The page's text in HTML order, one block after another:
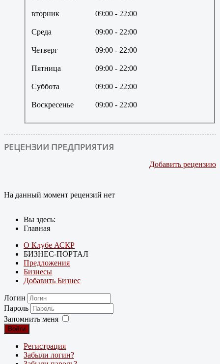
вторник 09:00 - 22:00
Среда 09:00 - 22:00
Четверг 09:00 - 22:00
Пятница 09:00 - 22:00
Суббота 09:00 - 22:00
Воскресенье 09:00 - 22:00
РЕЦЕНЗИИ ПРЕДПРИЯТИЯ
Добавить рецензию
На данный момент рецензий нет
Вы здесь:
Главная
О Клубе АСКР
БИЗНЕС-ПОРТАЛ
Предложения
Бизнесы
Добавить Бизнес
Логин
Пароль
Запомнить меня
Войти
Регистрация
Забыли логин?